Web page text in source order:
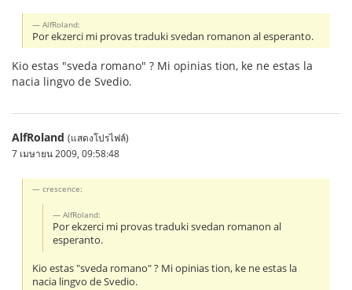
AlfRoland:
Por ekzerci mi provas traduki svedan romanon al esperanto.
Kio estas "sveda romano" ? Mi opinias tion, ke ne estas la
nacia lingvo de Svedio.
AlfRoland (แสดงโปรไฟล์)
7 เมษายน 2009, 09:58:48
crescence:
AlfRoland:
Por ekzerci mi provas traduki svedan romanon al
esperanto.
Kio estas "sveda romano" ? Mi opinias tion, ke ne estas la
nacia lingvo de Svedio.